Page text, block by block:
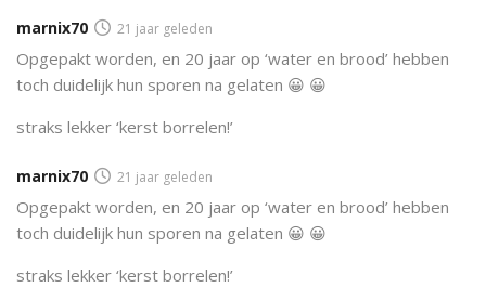
marnix70 21 jaar geleden
Opgepakt worden, en 20 jaar op ‘water en brood’ hebben
toch duidelijk hun sporen na gelaten 😀 😀
straks lekker ‘kerst borrelen!’
marnix70 21 jaar geleden
Opgepakt worden, en 20 jaar op ‘water en brood’ hebben
toch duidelijk hun sporen na gelaten 😀 😀
straks lekker ‘kerst borrelen!’